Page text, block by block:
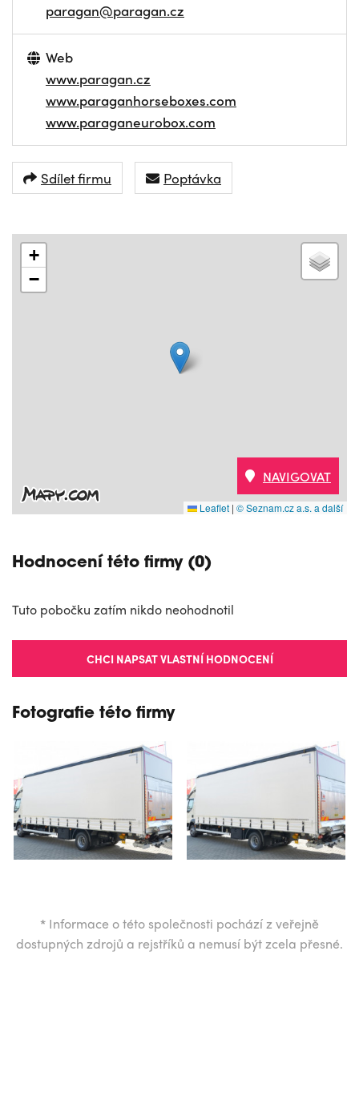
paragan@paragan.cz
Web
www.paragan.cz
www.paraganhorseboxes.com
www.paraganeurobox.com
Sdílet firmu Poptávka
+
−
Leaflet | © Seznam.cz a.s. a další
NAVIGOVAT
Hodnocení této firmy (0)
Tuto pobočku zatím nikdo neohodnotil
CHCI NAPSAT VLASTNÍ HODNOCENÍ
Fotografie této firmy
* Informace o této společnosti pochází z veřejně
dostupných zdrojů a rejstříků a nemusí být zcela přesné.